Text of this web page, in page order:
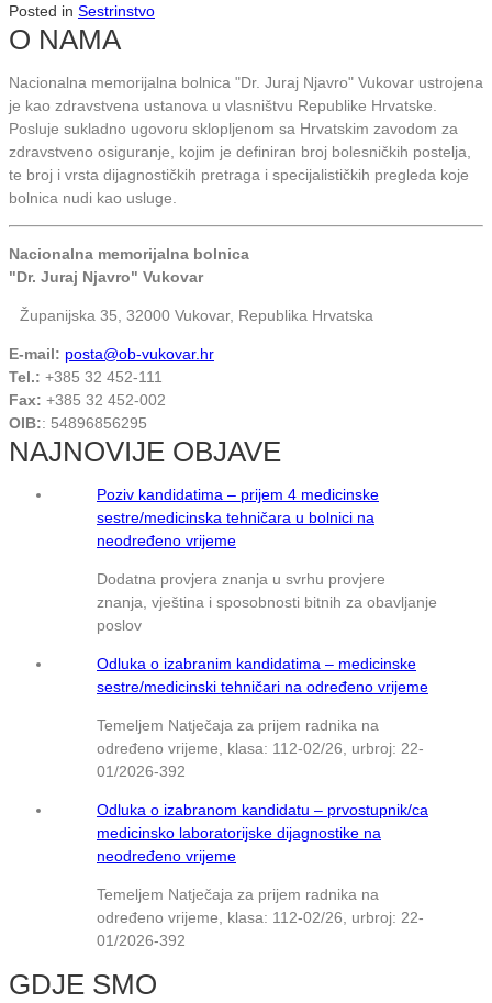
Posted in Sestrinstvo
O NAMA
Nacionalna memorijalna bolnica "Dr. Juraj Njavro" Vukovar ustrojena
je kao zdravstvena ustanova u vlasništvu Republike Hrvatske.
Posluje sukladno ugovoru sklopljenom sa Hrvatskim zavodom za
zdravstveno osiguranje, kojim je definiran broj bolesničkih postelja,
te broj i vrsta dijagnostičkih pretraga i specijalističkih pregleda koje
bolnica nudi kao usluge.
Nacionalna memorijalna bolnica
"Dr. Juraj Njavro" Vukovar
Županijska 35, 32000 Vukovar, Republika Hrvatska
E-mail: posta@ob-vukovar.hr
Tel.: +385 32 452-111
Fax: +385 32 452-002
OIB:: 54896856295
NAJNOVIJE OBJAVE
Poziv kandidatima – prijem 4 medicinske
sestre/medicinska tehničara u bolnici na
neodređeno vrijeme
Dodatna provjera znanja u svrhu provjere
znanja, vještina i sposobnosti bitnih za obavljanje
poslov
Odluka o izabranim kandidatima – medicinske
sestre/medicinski tehničari na određeno vrijeme
Temeljem Natječaja za prijem radnika na
određeno vrijeme, klasa: 112-02/26, urbroj: 22-
01/2026-392
Odluka o izabranom kandidatu – prvostupnik/ca
medicinsko laboratorijske dijagnostike na
neodređeno vrijeme
Temeljem Natječaja za prijem radnika na
određeno vrijeme, klasa: 112-02/26, urbroj: 22-
01/2026-392
GDJE SMO